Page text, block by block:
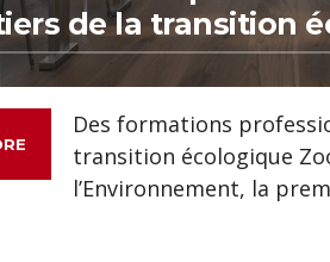
de la transition
Des formations
transition écologique
l’Environnement, la